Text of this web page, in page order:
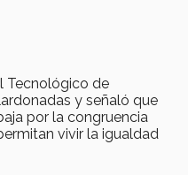
Tecnológico de
y señaló que
por la congruencia
vivir la igualdad